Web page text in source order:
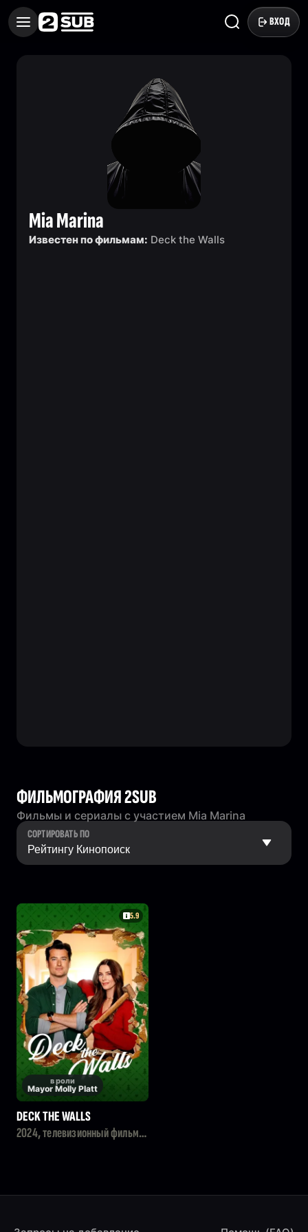
ВХОД
Mia Marina
Известен по фильмам: Deck the Walls
ФИЛЬМОГРАФИЯ 2SUB
Фильмы и сериалы с участием Mia Marina
СОРТИРОВАТЬ ПО
5.9
в роли
Mayor Molly Platt
DECK THE WALLS
2024, телевизионный фильм,